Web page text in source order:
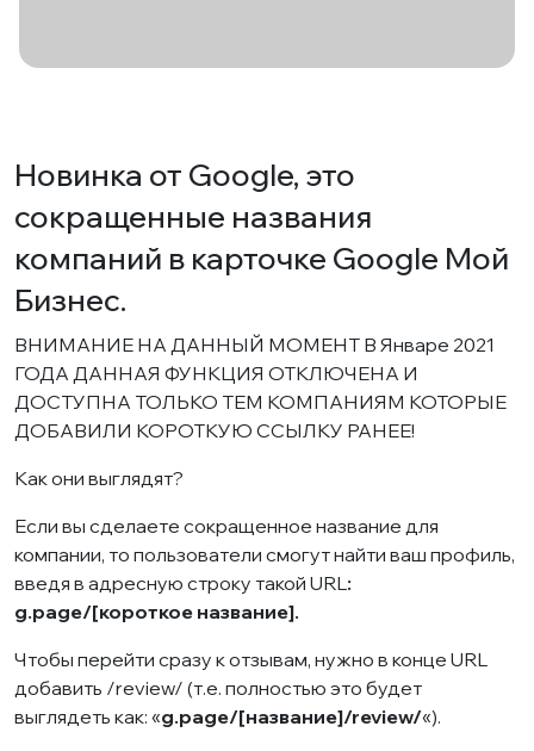
Новинка от Google, это
сокращенные названия
компаний в карточке Google Мой
Бизнес.
ВНИМАНИЕ НА ДАННЫЙ МОМЕНТ В Январе 2021
ГОДА ДАННАЯ ФУНКЦИЯ ОТКЛЮЧЕНА И
ДОСТУПНА ТОЛЬКО ТЕМ КОМПАНИЯМ КОТОРЫЕ
ДОБАВИЛИ КОРОТКУЮ ССЫЛКУ РАНЕЕ!
Как они выглядят?
Если вы сделаете сокращенное название для
компании, то пользователи смогут найти ваш профиль,
введя в адресную строку такой URL:
g.page/[короткое название].
Чтобы перейти сразу к отзывам, нужно в конце URL
добавить /review/ (т.е. полностью это будет
выглядеть как: «g.page/[название]/review/«).